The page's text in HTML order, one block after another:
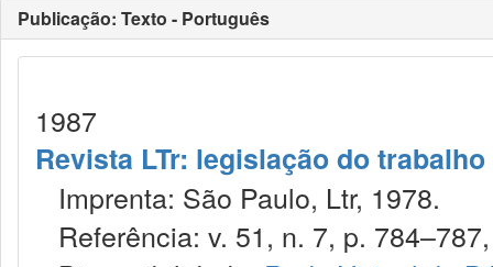
Publicação: Texto - Português
1987
Revista LTr: legislação do trabalho
Imprenta: São Paulo, Ltr, 1978.
Referência: v. 51, n. 7, p.